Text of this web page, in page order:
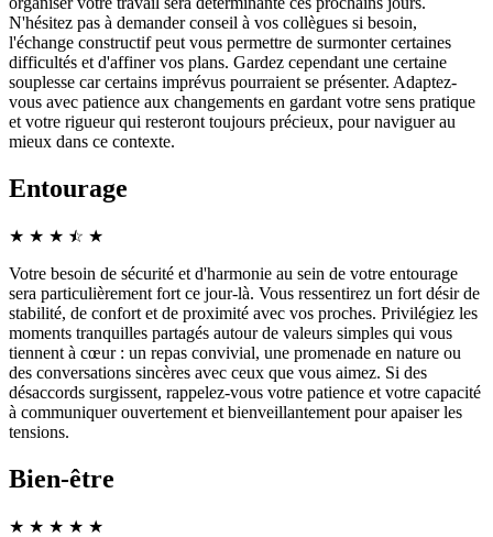
N'hésitez pas à demander conseil à vos collègues si besoin,
l'échange constructif peut vous permettre de surmonter certaines
difficultés et d'affiner vos plans. Gardez cependant une certaine
souplesse car certains imprévus pourraient se présenter. Adaptez-
vous avec patience aux changements en gardant votre sens pratique
et votre rigueur qui resteront toujours précieux, pour naviguer au
mieux dans ce contexte.
Entourage
★ ★ ★ ☆
★ ★
Votre besoin de sécurité et d'harmonie au sein de votre entourage
sera particulièrement fort ce jour-là. Vous ressentirez un fort désir de
stabilité, de confort et de proximité avec vos proches. Privilégiez les
moments tranquilles partagés autour de valeurs simples qui vous
tiennent à cœur : un repas convivial, une promenade en nature ou
des conversations sincères avec ceux que vous aimez. Si des
désaccords surgissent, rappelez-vous votre patience et votre capacité
à communiquer ouvertement et bienveillantement pour apaiser les
tensions.
Bien-être
★ ★ ★ ★ ★